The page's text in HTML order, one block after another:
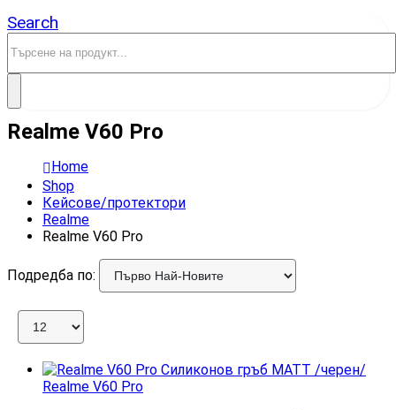
Search
Realme V60 Pro
Home
Shop
Кейсове/протектори
Realme
Realme V60 Pro
Подредба по:
Realme V60 Pro